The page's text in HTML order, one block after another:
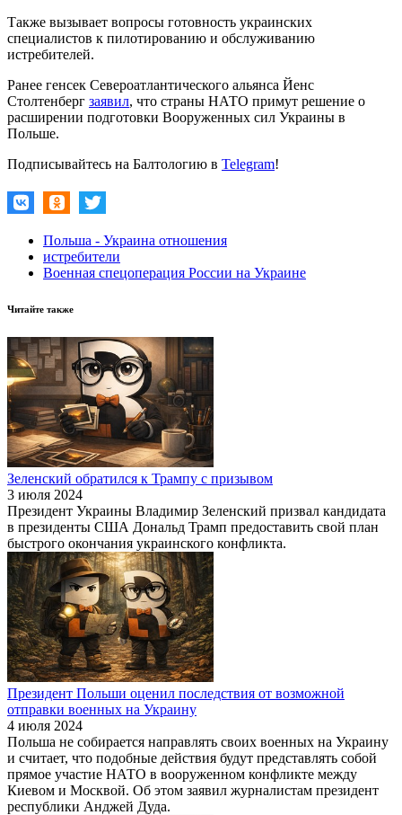
Также вызывает вопросы готовность украинских
специалистов к пилотированию и обслуживанию
истребителей.
Ранее генсек Североатлантического альянса Йенс
Столтенберг заявил, что страны НАТО примут решение о
расширении подготовки Вооруженных сил Украины в
Польше.
Подписывайтесь на Балтологию в Telegram!
Польша - Украина отношения
истребители
Военная спецоперация России на Украине
Читайте также
Зеленский обратился к Трампу с призывом
3 июля 2024
Президент Украины Владимир Зеленский призвал кандидата
в президенты США Дональд Трамп предоставить свой план
быстрого окончания украинского конфликта.
Президент Польши оценил последствия от возможной
отправки военных на Украину
4 июля 2024
Польша не собирается направлять своих военных на Украину
и считает, что подобные действия будут представлять собой
прямое участие НАТО в вооруженном конфликте между
Киевом и Москвой. Об этом заявил журналистам президент
республики Анджей Дуда.